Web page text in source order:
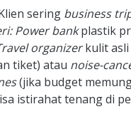
sering business
Power bankplastik
organizerkulit asli
tiket) atau noise-
(jika budget
istirahat tenang di